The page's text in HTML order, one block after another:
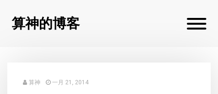
算神的博客
算神 一月 21, 2014